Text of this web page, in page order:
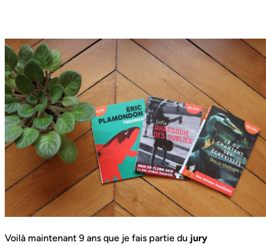
Voilà maintenant 9 ans que je fais partie du jury